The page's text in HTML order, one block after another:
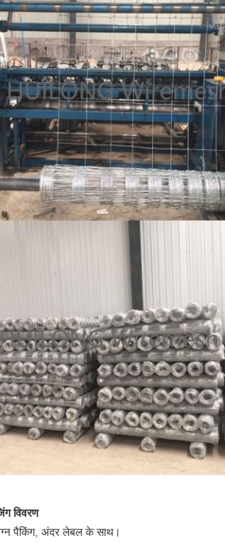
विवरण
पैकिंग, अंदर लेबल के साथ।